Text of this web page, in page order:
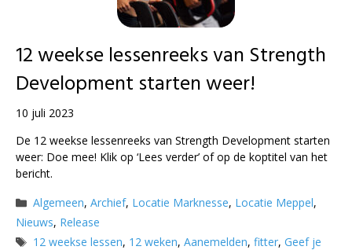
12 weekse lessenreeks van Strength
Development starten weer!
10 juli 2023
De 12 weekse lessenreeks van Strength Development starten
weer: Doe mee! Klik op ‘Lees verder’ of op de koptitel van het
bericht.
Categorieën
Algemeen,Archief, Locatie Marknesse, Locatie Meppel,
Nieuws, Release
Tags
12 weekse lessen, 12 weken,Aanemelden,fitter,Geef je